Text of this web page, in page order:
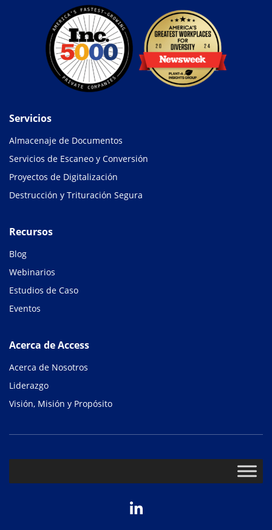
Servicios
Almacenaje de Documentos
Servicios de Escaneo y Conversión
Proyectos de Digitalización
Destrucción y Trituración Segura
Recursos
Blog
Webinarios
Estudios de Caso
Eventos
Acerca de Access
Acerca de Nosotros
Liderazgo
Visión, Misión y Propósito
LinkedIn